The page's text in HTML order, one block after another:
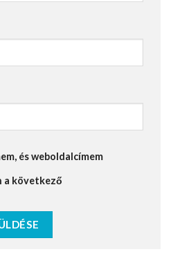
és weboldalcímem
a következő